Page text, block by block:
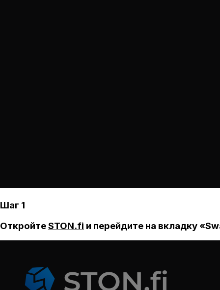
Шаг 1
ОткройтеSTON.fi и перейдите на вкладку